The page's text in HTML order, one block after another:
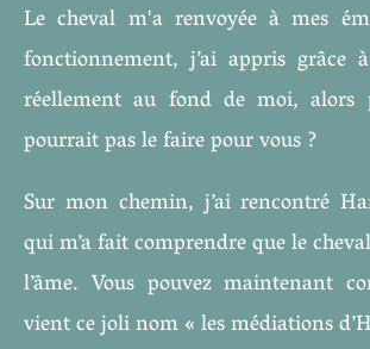
Le cheval m'a renvoyée à mes
fonctionnement, j’ai appris grâce
réellement au fond de moi,
pourrait pas le faire pour vous ?
Sur mon chemin, j’ai rencontré
qui m’a fait comprendre que le
l’âme. Vous pouvez maintenant
vient ce joli nom « les médiations